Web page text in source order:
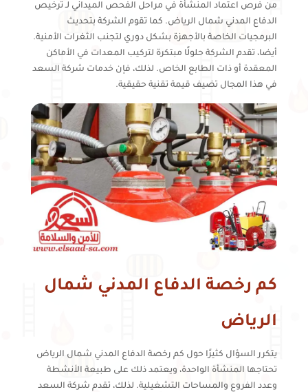
من فرص اعتماد المنشأة في مراحل الفحص الميداني لـ ترخيص
الدفاع المدني شمال الرياض. كما تقوم الشركة بتحديث
البرمجيات الخاصة بالأجهزة بشكل دوري لتجنب الثغرات الأمنية.
أيضا، تقدم الشركة حلولًا مبتكرة لتركيب المعدات في الأماكن
المعقدة أو ذات الطابع الخاص. لذلك، فإن خدمات شركة السعد
في هذا المجال تضيف قيمة تقنية حقيقية.
كم رخصة الدفاع المدني شمال
الرياض
يتكرر السؤال كثيرًا حول كم رخصة الدفاع المدني شمال الرياض
تحتاجها المنشأة الواحدة، ويعتمد ذلك على طبيعة الأنشطة
وعدد الفروع والمساحات التشغيلية. لذلك، تقدم شركة السعد